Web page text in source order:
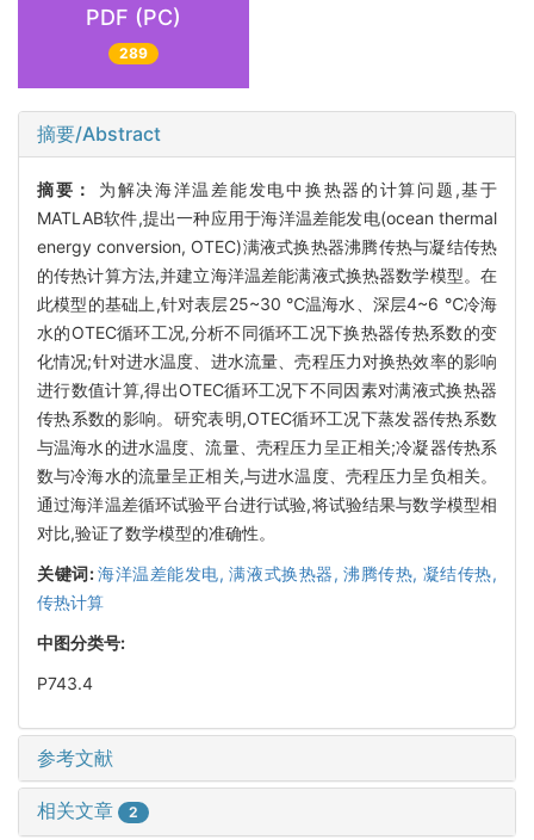
PDF (PC)
289
摘要/Abstract
摘要： 为解决海洋温差能发电中换热器的计算问题,基于
MATLAB软件,提出一种应用于海洋温差能发电(ocean thermal
energy conversion, OTEC)满液式换热器沸腾传热与凝结传热
的传热计算方法,并建立海洋温差能满液式换热器数学模型。在
此模型的基础上,针对表层25~30 ℃温海水、深层4~6 ℃冷海
水的OTEC循环工况,分析不同循环工况下换热器传热系数的变
化情况;针对进水温度、进水流量、壳程压力对换热效率的影响
进行数值计算,得出OTEC循环工况下不同因素对满液式换热器
传热系数的影响。研究表明,OTEC循环工况下蒸发器传热系数
与温海水的进水温度、流量、壳程压力呈正相关;冷凝器传热系
数与冷海水的流量呈正相关,与进水温度、壳程压力呈负相关。
通过海洋温差循环试验平台进行试验,将试验结果与数学模型相
对比,验证了数学模型的准确性。
关键词:海洋温差能发电,满液式换热器,沸腾传热, 凝结传热,
传热计算
中图分类号:
P743.4
参考文献
相关文章 2